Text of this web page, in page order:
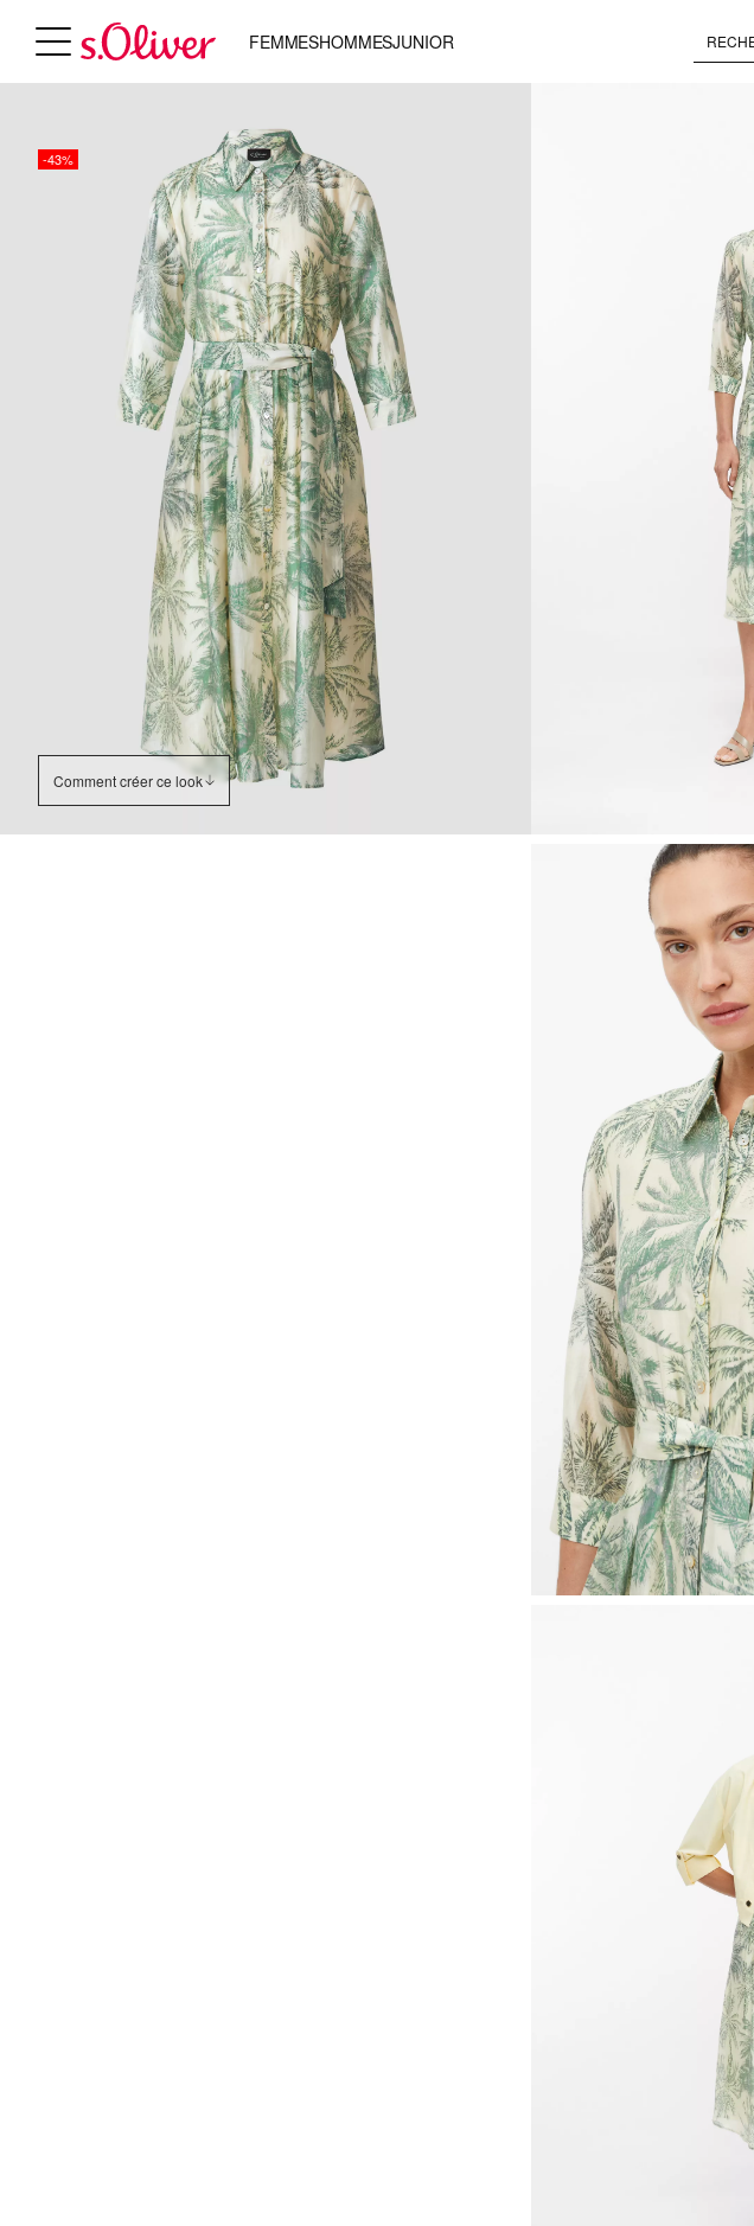
FEMMESHOMMESJUNIOR
-43%
Comment créer ce look